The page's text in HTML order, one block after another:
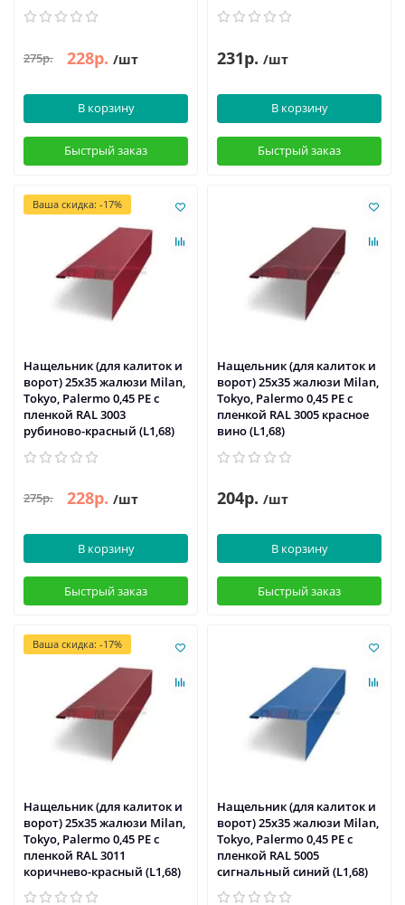
275р. 228р. /шт
В корзину
Быстрый заказ
231р. /шт
В корзину
Быстрый заказ
Ваша скидка: -17%
Нащельник (для калиток и
ворот) 25х35 жалюзи Milan,
Tokyo, Palermo 0,45 PE с
пленкой RAL 3003
рубиново-красный (L1,68)
275р. 228р. /шт
В корзину
Быстрый заказ
Нащельник (для калиток и
ворот) 25х35 жалюзи Milan,
Tokyo, Palermo 0,45 PE с
пленкой RAL 3005 красное
вино (L1,68)
204р. /шт
В корзину
Быстрый заказ
Ваша скидка: -17%
Нащельник (для калиток и
ворот) 25х35 жалюзи Milan,
Tokyo, Palermo 0,45 PE с
пленкой RAL 3011
коричнево-красный (L1,68)
Нащельник (для калиток и
ворот) 25х35 жалюзи Milan,
Tokyo, Palermo 0,45 PE с
пленкой RAL 5005
сигнальный синий (L1,68)